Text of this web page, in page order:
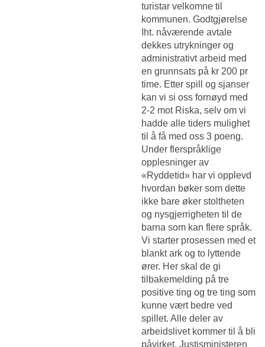
turistar velkomne til
kommunen. Godtgjørelse
Iht. nåværende avtale
dekkes utrykninger og
administrativt arbeid med
en grunnsats på kr 200 pr
time. Etter spill og sjanser
kan vi si oss fornøyd med
2-2 mot Riska, selv om vi
hadde alle tiders mulighet
til å få med oss 3 poeng.
Under flerspråklige
opplesninger av
«Ryddetid» har vi opplevd
hvordan bøker som dette
ikke bare øker stoltheten
og nysgjerrigheten til de
barna som kan flere språk.
Vi starter prosessen med et
blankt ark og to lyttende
ører. Her skal de gi
tilbakemelding på tre
positive ting og tre ting som
kunne vært bedre ved
spillet. Alle deler av
arbeidslivet kommer til å bli
påvirket. Justisministeren